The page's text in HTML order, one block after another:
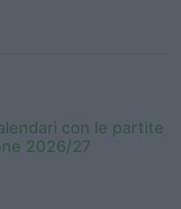
con le partite
2026/27